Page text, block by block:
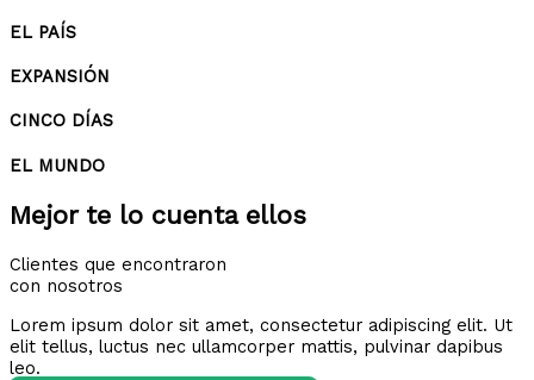
EL PAÍS
EXPANSIÓN
CINCO DÍAS
EL MUNDO
Mejor te lo cuenta ellos
Clientes que encontraron
con nosotros
Lorem ipsum dolor sit amet, consectetur adipiscing elit. Ut
elit tellus, luctus nec ullamcorper mattis, pulvinar dapibus
leo.